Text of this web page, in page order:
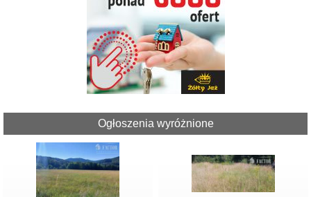
Ogłoszenia wyróżnione